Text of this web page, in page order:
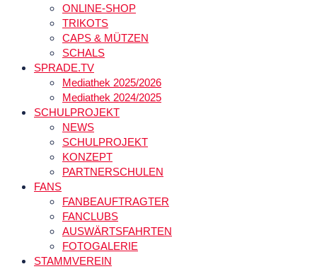
ONLINE-SHOP
TRIKOTS
CAPS & MÜTZEN
SCHALS
SPRADE.TV
Mediathek 2025/2026
Mediathek 2024/2025
SCHULPROJEKT
NEWS
SCHULPROJEKT
KONZEPT
PARTNERSCHULEN
FANS
FANBEAUFTRAGTER
FANCLUBS
AUSWÄRTSFAHRTEN
FOTOGALERIE
STAMMVEREIN